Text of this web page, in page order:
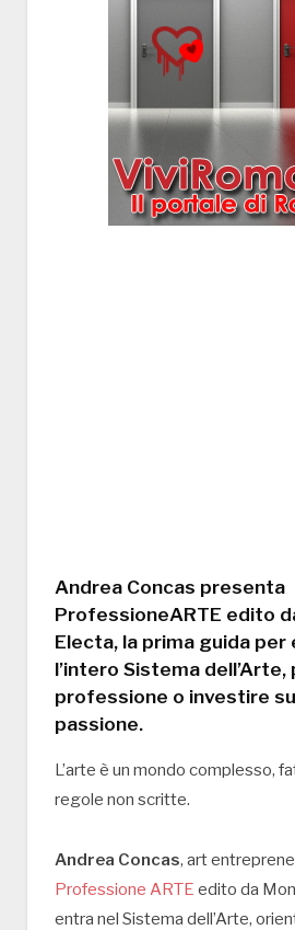
Andrea Concas presenta
ProfessioneARTE edito
Electa, la prima guida per
l’intero Sistema
professione o investire
passione.
L’arte è un mondo complesso,
regole non scritte.
Andrea Concas, art
Professione ARTE edito da
entra nel Sistema dell’Arte,